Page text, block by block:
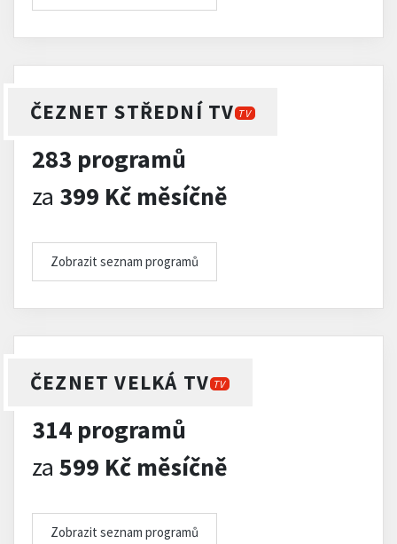
ČEZNET STŘEDNÍ TV TV
283 programů
za 399 Kč měsíčně
Zobrazit seznam programů
ČEZNET VELKÁ TV TV
314 programů
za 599 Kč měsíčně
Zobrazit seznam programů